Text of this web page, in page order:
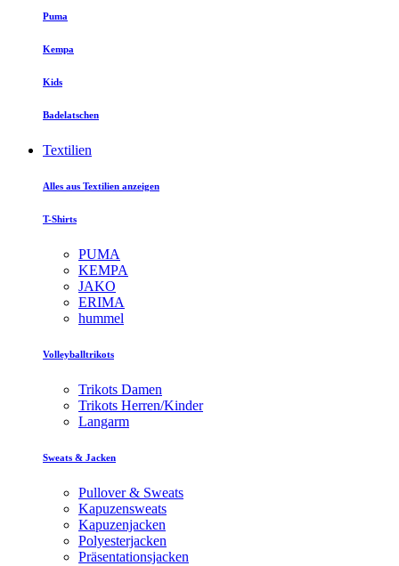
Puma
Kempa
Kids
Badelatschen
Textilien
Alles aus Textilien anzeigen
T-Shirts
PUMA
KEMPA
JAKO
ERIMA
hummel
Volleyballtrikots
Trikots Damen
Trikots Herren/Kinder
Langarm
Sweats & Jacken
Pullover & Sweats
Kapuzensweats
Kapuzenjacken
Polyesterjacken
Präsentationsjacken